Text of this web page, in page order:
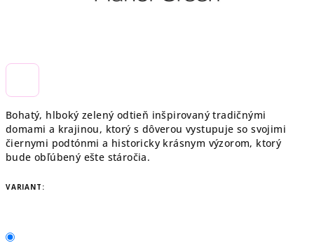
Bohatý, hlboký zelený odtieň inšpirovaný tradičnými
domami a krajinou, ktorý s dôverou vystupuje so svojimi
čiernymi podtónmi a historicky krásnym výzorom, ktorý
bude obľúbený ešte stáročia.
VARIANT: